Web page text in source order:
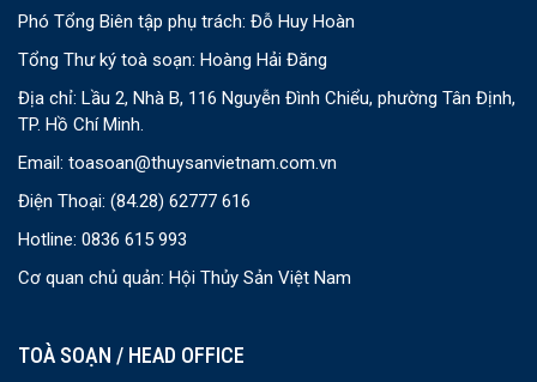
Phó Tổng Biên tập phụ trách: Đỗ Huy Hoàn
Tổng Thư ký toà soạn: Hoàng Hải Đăng
Địa chỉ: Lầu 2, Nhà B, 116 Nguyễn Đình Chiểu, phường Tân Định,
TP. Hồ Chí Minh.
Email: toasoan@thuysanvietnam.com.vn
Điện Thoại: (84.28) 62777 616
Hotline: 0836 615 993
Cơ quan chủ quản: Hội Thủy Sản Việt Nam
TOÀ SOẠN / HEAD OFFICE